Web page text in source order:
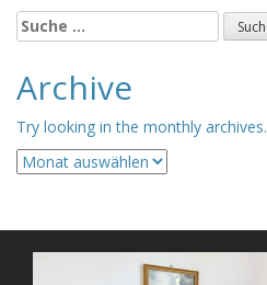
Suche
nach:
Archive
Try looking in the monthly archives.
Archive